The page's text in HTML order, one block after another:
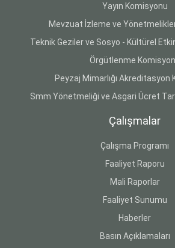
Yayın Komisyonu
Mevzuat İzleme ve
Teknik Geziler ve Sosyo - Kültürel
Örgütlenme
Peyzaj Mimarlığı Akreditasyon
Smm Yönetmeliği ve Asgari Ücret
Çalışmalar
Çalışma Programı
Faaliyet Raporu
Mali Raporlar
Faaliyet Sunumu
Haberler
Basın Açıklamaları